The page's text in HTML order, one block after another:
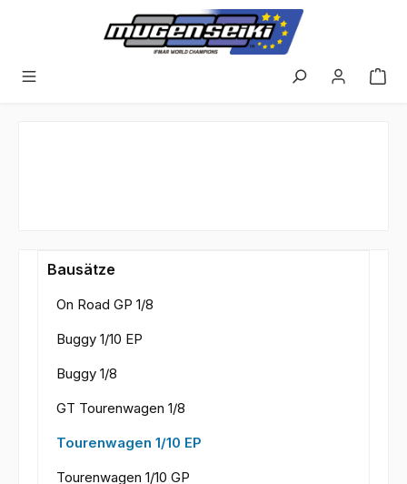
Bausätze
On Road GP 1/8
Buggy 1/10 EP
Buggy 1/8
GT Tourenwagen 1/8
Tourenwagen 1/10 EP
Tourenwagen 1/10 GP